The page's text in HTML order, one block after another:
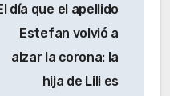
día que el apellido
Estefan volvió a
alzar la corona: la
hija de Lili es